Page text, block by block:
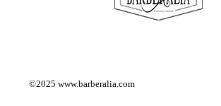
©2025www.barberalia.com